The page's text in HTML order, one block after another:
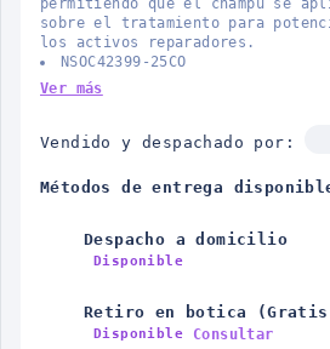
permitiendo que el champú se
sobre el tratamiento para
los activos reparadores.
NSOC42399-25CO
Ver más
Vendido y despachado por:
Métodos de entrega
Despacho a domicilio
Disponible
Retiro en botica
Disponible Consultar